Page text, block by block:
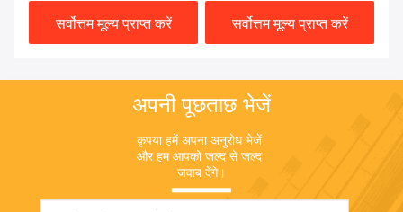
सर्वोत्तम मूल्य प्राप्त करें सर्वोत्तम मूल्य प्राप्त करें
अपनी पूछताछ भेजें
कृपया हमें अपना अनुरोध भेजें
और हम आपको जल्द से जल्द
जवाब देंगे।